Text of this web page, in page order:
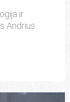
ir
Andrius